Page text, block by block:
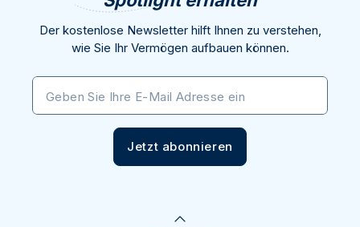
Der kostenlose Newsletter hilft Ihnen zu verstehen,
wie Sie Ihr Vermögen aufbauen können.
Geben Sie Ihre E-Mail Adresse ein
Jetzt abonnieren